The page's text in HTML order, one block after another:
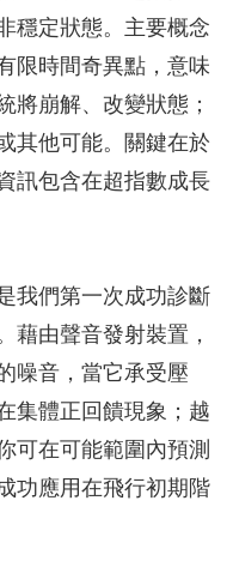
穩定狀態。主要概念
限時間奇異點，意味
將崩解、改變狀態；
其他可能。關鍵在於
訊包含在超指數成長
我們第一次成功診斷
藉由聲音發射裝置，
噪音，當它承受壓
集體正回饋現象；越
可在可能範圍內預測
功應用在飛行初期階